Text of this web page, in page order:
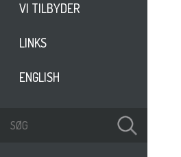
VI TILBYDER
LINKS
ENGLISH